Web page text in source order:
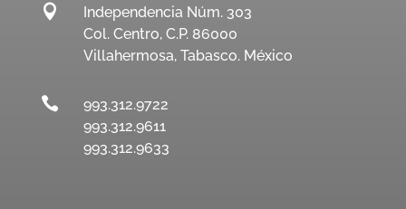

Independencia Núm. 303
Col. Centro, C.P. 86000
Villahermosa, Tabasco. México

993.312.9722
993.312.9611
993.312.9633